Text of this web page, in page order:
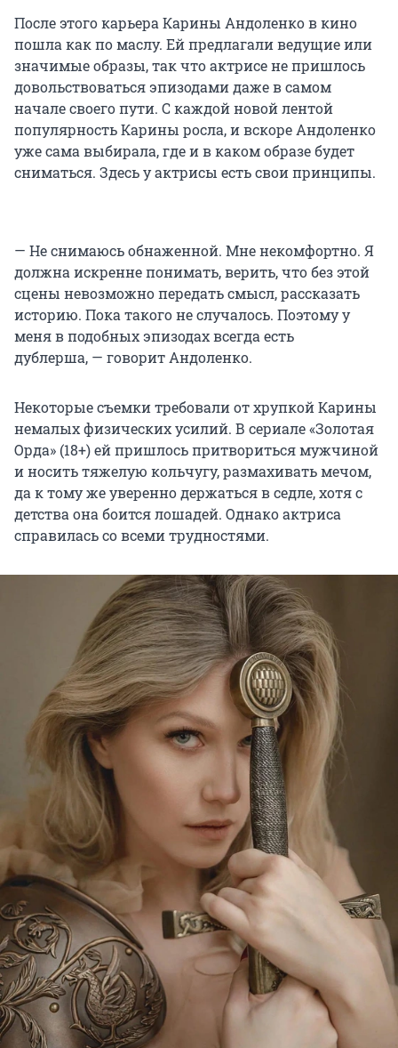
После этого карьера Карины Андоленко в кино
пошла как по маслу. Ей предлагали ведущие или
значимые образы, так что актрисе не пришлось
довольствоваться эпизодами даже в самом
начале своего пути. С каждой новой лентой
популярность Карины росла, и вскоре Андоленко
уже сама выбирала, где и в каком образе будет
сниматься. Здесь у актрисы есть свои принципы.
— Не снимаюсь обнаженной. Мне некомфортно. Я
должна искренне понимать, верить, что без этой
сцены невозможно передать смысл, рассказать
историю. Пока такого не случалось. Поэтому у
меня в подобных эпизодах всегда есть
дублерша, — говорит Андоленко.
Некоторые съемки требовали от хрупкой Карины
немалых физических усилий. В сериале «Золотая
Орда» (18+) ей пришлось притвориться мужчиной
и носить тяжелую кольчугу, размахивать мечом,
да к тому же уверенно держаться в седле, хотя с
детства она боится лошадей. Однако актриса
справилась со всеми трудностями.